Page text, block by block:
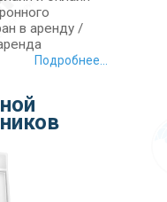
в аренду /
Подробнее...